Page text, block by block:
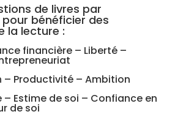
de livres par
bénéficier des
la lecture :
financière – Liberté –
– Productivité – Ambition
– Estime de soi – Confiance en
de soi